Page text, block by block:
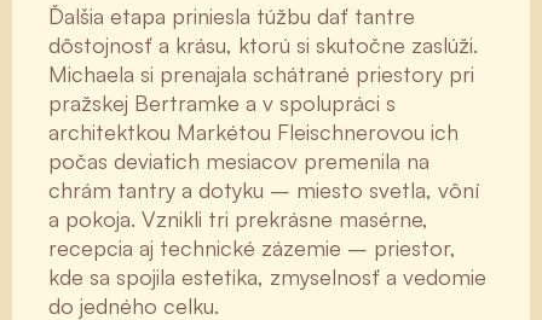
Ďalšia etapa priniesla túžbu dať tantre
dôstojnosť a krásu, ktorú si skutočne zaslúži.
Michaela si prenajala schátrané priestory pri
pražskej Bertramke a v spolupráci s
architektkou Markétou Fleischnerovou ich
počas deviatich mesiacov premenila na
chrám tantry a dotyku – miesto svetla, vôní
a pokoja. Vznikli tri prekrásne masérne,
recepcia aj technické zázemie – priestor,
kde sa spojila estetika, zmyselnosť a vedomie
do jedného celku.